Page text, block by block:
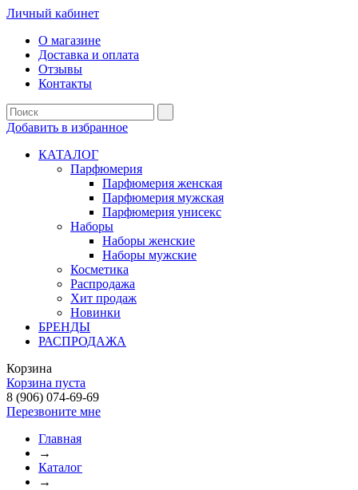
Личный кабинет
О магазине
Доставка и оплата
Отзывы
Контакты
Добавить в избранное
КАТАЛОГ
Парфюмерия
Парфюмерия женская
Парфюмерия мужская
Парфюмерия унисекс
Наборы
Наборы женские
Наборы мужские
Косметика
Распродажа
Хит продаж
Новинки
БРЕНДЫ
РАСПРОДАЖА
Корзина
Корзина пуста
8 (906) 074-69-69
Перезвоните мне
Главная
→
Каталог
→